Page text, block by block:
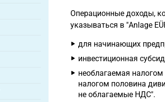
Операционные доходы,
указываться в "Anlage
для начинающих
инвестиционная
необлагаемая
налогом половина
не облагаемые НДС".